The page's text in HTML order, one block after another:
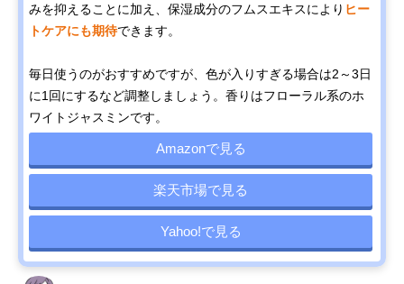
みを抑えることに加え、保湿成分のフムスエキスにより ヒー
トケアにも期待できます。
毎日使うのがおすすめですが、色が入りすぎる場合は2～3日
に1回にするなど調整しましょう。香りはフローラル系のホ
ワイトジャスミンです。
Amazonで見る
楽天市場で見る
Yahoo!で見る